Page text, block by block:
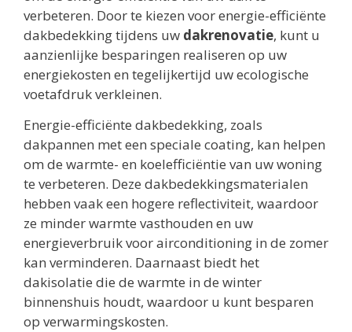
verbeteren. Door te kiezen voor energie-efficiënte
dakbedekking tijdens uw dakrenovatie, kunt u
aanzienlijke besparingen realiseren op uw
energiekosten en tegelijkertijd uw ecologische
voetafdruk verkleinen.
Energie-efficiënte dakbedekking, zoals
dakpannen met een speciale coating, kan helpen
om de warmte- en koelefficiëntie van uw woning
te verbeteren. Deze dakbedekkingsmaterialen
hebben vaak een hogere reflectiviteit, waardoor
ze minder warmte vasthouden en uw
energieverbruik voor airconditioning in de zomer
kan verminderen. Daarnaast biedt het
dakisolatie die de warmte in de winter
binnenshuis houdt, waardoor u kunt besparen
op verwarmingskosten.